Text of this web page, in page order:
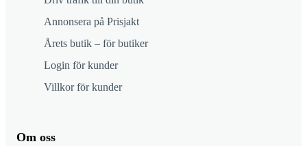
Annonsera på Prisjakt
Årets butik – för butiker
Login för kunder
Villkor för kunder
Om oss